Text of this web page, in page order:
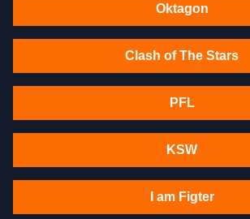
Oktagon
Clash of The Stars
PFL
KSW
I am Figter